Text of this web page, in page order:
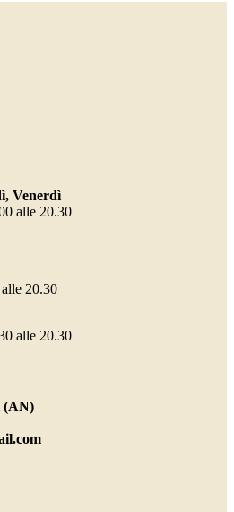
Venerdì
alle 20.30
20.30
alle 20.30
(AN)